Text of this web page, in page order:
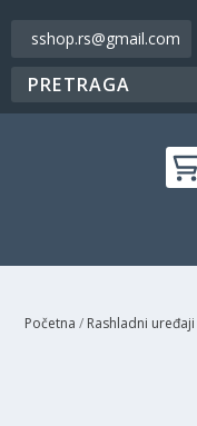
sshop.rs@gmail.com
Početna / Rashladni uređaji